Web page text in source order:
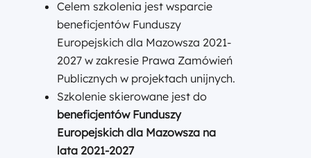
Celem szkolenia jest wsparcie
beneficjentów Funduszy
Europejskich dla Mazowsza 2021-
2027 w zakresie Prawa Zamówień
Publicznych w projektach unijnych.
Szkolenie skierowane jest do
beneficjentów Funduszy
Europejskich dla Mazowsza na
lata 2021-2027